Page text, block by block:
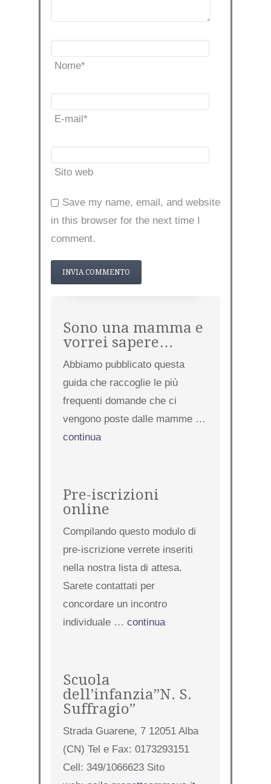
Nome*
E-mail*
Sito web
Save my name, email, and website
in this browser for the next time I
comment.
Sono una mamma e
vorrei sapere…
Abbiamo pubblicato questa
guida che raccoglie le più
frequenti domande che ci
vengono poste dalle mamme …
continua
Pre-iscrizioni
online
Compilando questo modulo di
pre-iscrizione verrete inseriti
nella nostra lista di attesa.
Sarete contattati per
concordare un incontro
individuale … continua
Scuola
dell’infanzia”N. S.
Suffragio”
Strada Guarene, 7 12051 Alba
(CN) Tel e Fax: 0173293151
Cell: 349/1066623 Sito